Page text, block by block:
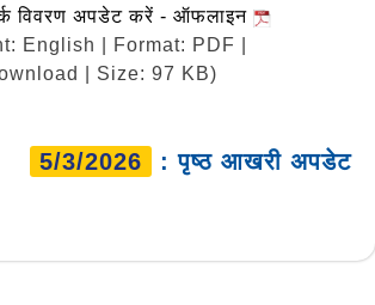
विवरण अपडेट करें - ऑफलाइन
English | Format: PDF |
| Size: 97 KB)
5/3/2026 : पृष्ठ आखरी अपडेट